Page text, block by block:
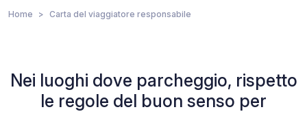
Home Carta del viaggiatore responsabile
Nei luoghi dove parcheggio, rispetto
le regole del buon senso per